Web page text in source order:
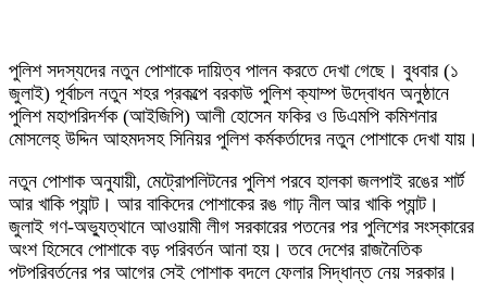
পুলিশ সদস্যদের নতুন পোশাকে দায়িত্ব পালন করতে দেখা গেছে। বুধবার (১
জুলাই) পূর্বাচল নতুন শহর প্রকল্পে বরকাউ পুলিশ ক্যাম্প উদ্বোধন অনুষ্ঠানে
পুলিশ মহাপরিদর্শক (আইজিপি) আলী হোসেন ফকির ও ডিএমপি কমিশনার
মোসলেহ্ উদ্দিন আহমদসহ সিনিয়র পুলিশ কর্মকর্তাদের নতুন পোশাকে দেখা যায়।
নতুন পোশাক অনুযায়ী, মেট্রোপলিটনের পুলিশ পরবে হালকা জলপাই রঙের শার্ট
আর খাকি প্যান্ট। আর বাকিদের পোশাকের রঙ গাঢ় নীল আর খাকি প্যান্ট।
জুলাই গণ-অভ্যুত্থানে আওয়ামী লীগ সরকারের পতনের পর পুলিশের সংস্কারের
অংশ হিসেবে পোশাকে বড় পরিবর্তন আনা হয়। তবে দেশের রাজনৈতিক
পটপরিবর্তনের পর আগের সেই পোশাক বদলে ফেলার সিদ্ধান্ত নেয় সরকার।